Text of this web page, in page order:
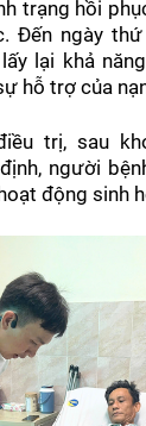
trạng hồi
Đến ngày
lại khả
hỗ trợ của
trị, sau
người
động sinh